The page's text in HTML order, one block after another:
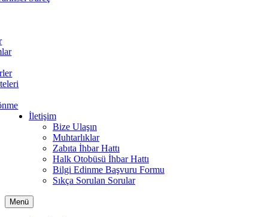
İletişim
Bize Ulaşın
Muhtarlıklar
Zabıta İhbar Hattı
Halk Otobüsü İhbar Hattı
Bilgi Edinme Başvuru Formu
Sıkça Sorulan Sorular
Menü